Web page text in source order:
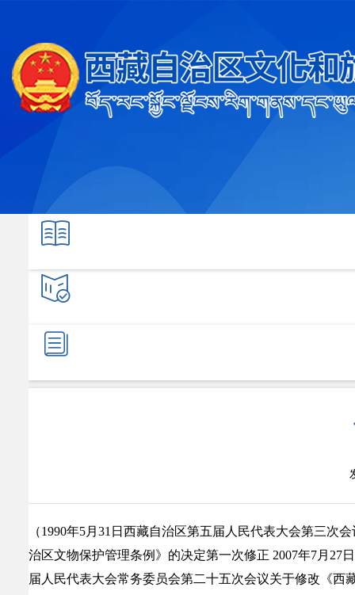
（1990年5月31日西藏自治区第五届人民代表大会第三次
治区文物保护管理条例》的决定第一次修正 2007年7月27
届人民代表大会常务委员会第二十五次会议关于修改《西